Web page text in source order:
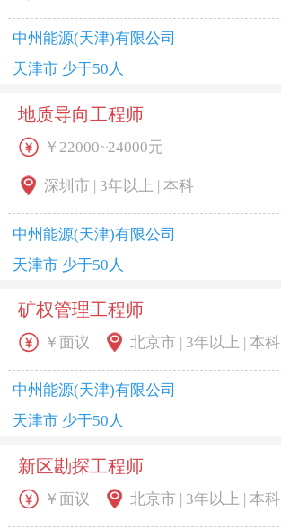
中州能源(天津)有限公司
天津市 少于50人
地质导向工程师
￥22000~24000元
深圳市 | 3年以上 | 本科
中州能源(天津)有限公司
天津市 少于50人
矿权管理工程师
￥面议 北京市 | 3年以上 | 本科
中州能源(天津)有限公司
天津市 少于50人
新区勘探工程师
￥面议 北京市 | 3年以上 | 本科